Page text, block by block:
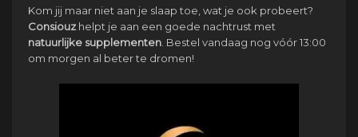
Kom jij maar niet aan je slaap toe, wat je ook probeert?
Consiouz helpt je aan een goede nachtrust met
natuurlijke supplementen . Bestel vandaag nog vóór 13:00
om morgen al beter te dromen!